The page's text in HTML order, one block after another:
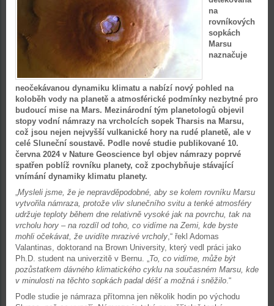
na
rovníkových
sopkách
Marsu
naznačuje
neočekávanou dynamiku klimatu a nabízí nový pohled na
koloběh vody na planetě a atmosférické podmínky nezbytné pro
budoucí mise na Mars. Mezinárodní tým planetologů objevil
stopy vodní námrazy na vrcholcích sopek Tharsis na Marsu,
což jsou nejen nejvyšší vulkanické hory na rudé planetě, ale v
celé Sluneční soustavě. Podle nové studie publikované 10.
června 2024 v Nature Geoscience byl objev námrazy poprvé
spatřen poblíž rovníku planety, což zpochybňuje stávající
vnímání dynamiky klimatu planety.
„Mysleli jsme, že je nepravděpodobné, aby se kolem rovníku Marsu
vytvořila námraza, protože vliv slunečního svitu a tenké atmosféry
udržuje teploty během dne relativně vysoké jak na povrchu, tak na
vrcholu hory – na rozdíl od toho, co vidíme na Zemi, kde byste
mohli očekávat, že uvidíte mrazivé vrcholy,“ řekl Adomas
Valantinas, doktorand na Brown University, který vedl práci jako
Ph.D. student na univerzitě v Bernu. „To, co vidíme, může být
pozůstatkem dávného klimatického cyklu na současném Marsu, kde
v minulosti na těchto sopkách padal déšť a možná i sněžilo.“
Podle studie je námraza přítomna jen několik hodin po východu